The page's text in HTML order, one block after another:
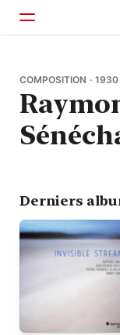
Accueil
Parcourir
Rechercher
COMPOSITION · 1930
Derniers